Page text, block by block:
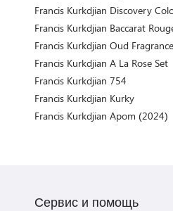
Francis Kurkdjian Discovery
Francis Kurkdjian Baccarat
Francis Kurkdjian Oud
Francis Kurkdjian A La Rose Set
Francis Kurkdjian 754
Francis Kurkdjian Kurky
Francis Kurkdjian Apom (2024)
Сервис и помощь